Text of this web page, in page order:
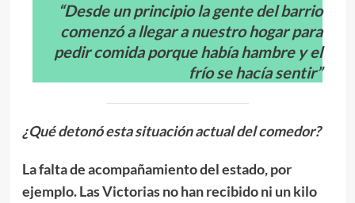
“Desde un principio la gente del barrio
comenzó a llegar a nuestro hogar para
pedir comida porque había hambre y el
frío se hacía sentir”
¿Qué detonó esta situación actual del comedor?
La falta de acompañamiento del estado, por
ejemplo. Las Victorias no han recibido ni un kilo